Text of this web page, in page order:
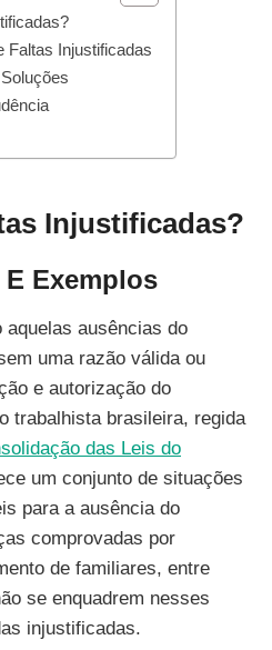
Faltas Injustificadas
Injustificadas?
Exemplos
ausências do
uma razão válida ou
e autorização do
trabalhista brasileira, regida
das Leis do
um conjunto de situações
para a ausência do
comprovadas por
de familiares, entre
se enquadrem nesses
injustificadas.